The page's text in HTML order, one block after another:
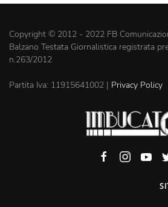
Copyright © 2012 - 2022 FB
Balzano Testata Giornalistica registrata
n.263/2012
Partita Iva: 11915641002 | Privacy Policy